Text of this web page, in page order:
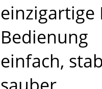
einzigartige
Bedienung
einfach,